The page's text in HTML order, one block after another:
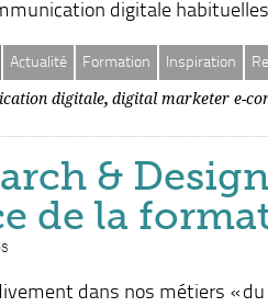
digitale
Actualité Formation Inspiration
digitale, digital marketer e-
&
de la
dans nos métiers «